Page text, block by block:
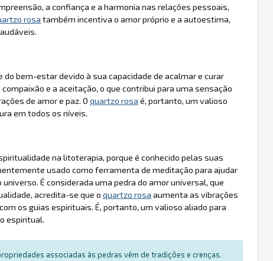
a confiança e a harmonia nas relações pessoais,
rosa também incentiva o amor próprio e a autoestima,
bem-estar devido à sua capacidade de acalmar e curar
e a aceitação, o que contribui para uma sensação
de amor e paz. O quartzo rosa é, portanto, um valioso
em todos os níveis.
na litoterapia, porque é conhecido pelas suas
usado como ferramenta de meditação para ajudar
É considerada uma pedra do amor universal, que
acredita-se que o quartzo rosa aumenta as vibrações
os guias espirituais. É, portanto, um valioso aliado para
espiritual.
associadas às pedras vêm de tradições e crenças.